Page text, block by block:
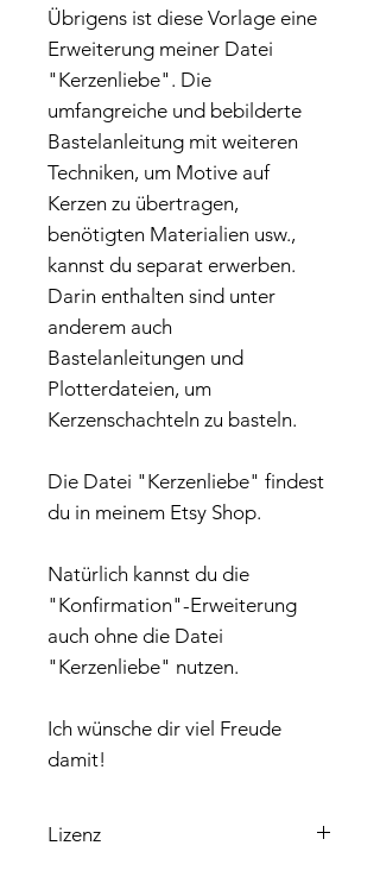
Übrigens ist diese Vorlage eine
Erweiterung meiner Datei
"Kerzenliebe". Die
umfangreiche und bebilderte
Bastelanleitung mit weiteren
Techniken, um Motive auf
Kerzen zu übertragen,
benötigten Materialien usw.,
kannst du separat erwerben.
Darin enthalten sind unter
anderem auch
Bastelanleitungen und
Plotterdateien, um
Kerzenschachteln zu basteln.
Die Datei "Kerzenliebe" findest
du in meinem Etsy Shop.
Natürlich kannst du die
"Konfirmation"-Erweiterung
auch ohne die Datei
"Kerzenliebe" nutzen.
Ich wünsche dir viel Freude
damit!
Lizenz